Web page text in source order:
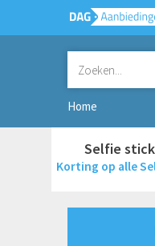
Home
Selfie
Korting op alle